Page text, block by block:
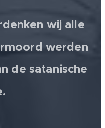
wij alle
werden
de satanische